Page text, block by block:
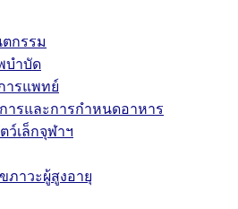
กรรม
บำบัด
ารแพทย์
ารและการกำหนดอาหาร
ว์เล็กจุฬาฯ
ภาวะผู้สูงอายุ